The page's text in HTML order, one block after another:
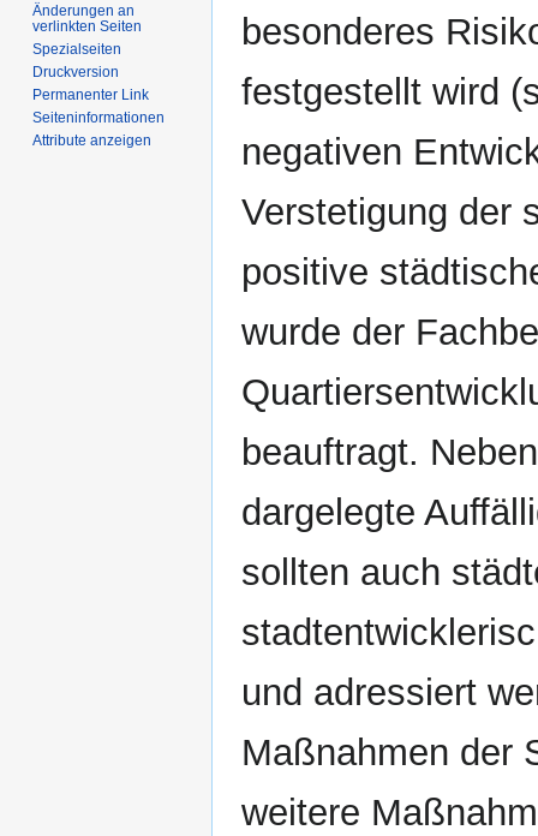
besonderes
festgestellt wird
negativen
Verstetigung der
positive
wurde der
beauftragt.
dargelegte
sollten auch
und adressiert
Maßnahmen der
weitere
Änderungen an
verlinkten Seiten
Spezialseiten
Druckversion
Permanenter Link
Seiten­­informationen
Attribute anzeigen